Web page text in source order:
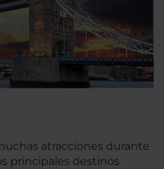
atracciones durante
principales destinos